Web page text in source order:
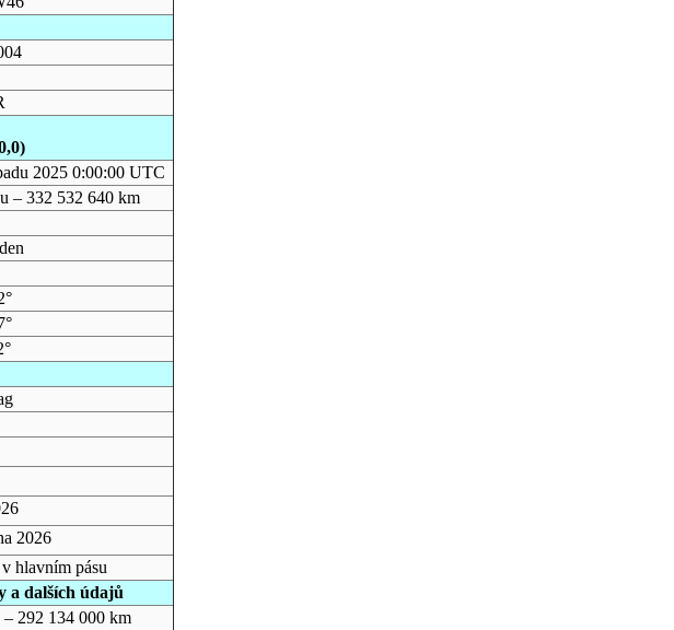
2025 0:00:00 UTC
– 332 532 640 km
2026
hlavním pásu
a dalších údajů
– 292 134 000 km